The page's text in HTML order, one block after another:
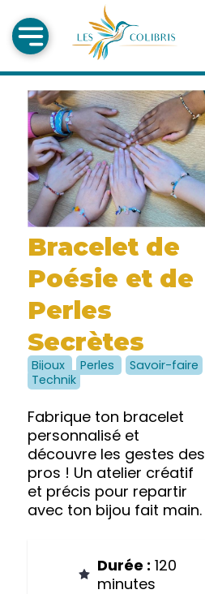
Bracelet de
Poésie et de
Perles
Secrètes
Bijoux Perles
Savoir-faire
Technik
Fabrique ton bracelet
personnalisé et
découvre les gestes des
pros ! Un atelier créatif
et précis pour repartir
avec ton bijou fait main.
Durée : 120
minutes